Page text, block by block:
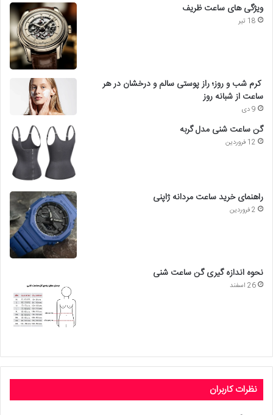
ویژگی های ساعت ظریف
18 تیر
کرم شب و روز؛ راز پوستی سالم و درخشان در هر
ساعت از شبانه روز
9 دی
گن ساعت شنی مدل گربه
12 فروردین
راهنمای خرید ساعت مردانه ژاپنی
2 فروردین
نحوه اندازه گیری گن ساعت شنی
26 اسفند
نظرات کاربران